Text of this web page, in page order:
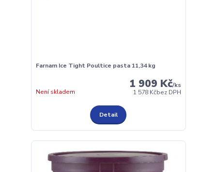
Farnam Ice Tight Poultice pasta 11,34 kg
1 909 Kč/ks
1 578 Kčbez DPH
Není skladem
Detail